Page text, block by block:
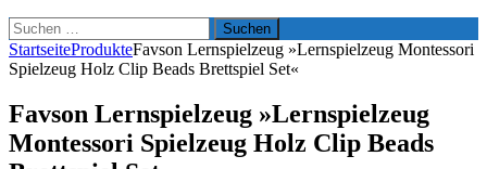
Suchen
nach:
StartseiteProdukteFavson Lernspielzeug »Lernspielzeug Montessori
Spielzeug Holz Clip Beads Brettspiel Set«
Favson Lernspielzeug »Lernspielzeug
Montessori Spielzeug Holz Clip Beads